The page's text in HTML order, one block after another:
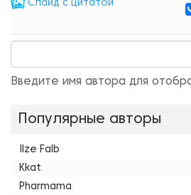
Cлайд с цитатой
Введите имя автора для
Популярные авторы
Ilze Falb
Kkat
Pharmama